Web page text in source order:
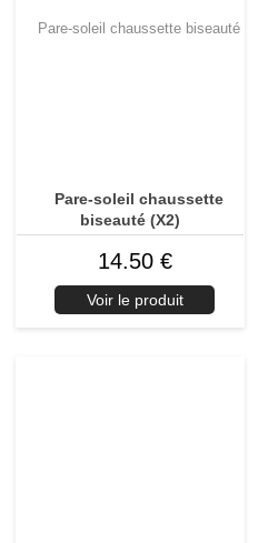
Pare-soleil chaussette
biseauté (X2)
14.50 €
Voir le produit